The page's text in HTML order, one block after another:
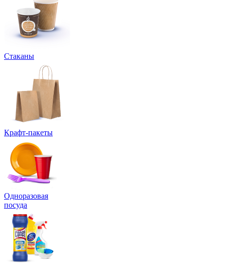
Стаканы
Крафт-пакеты
Одноразовая
посуда